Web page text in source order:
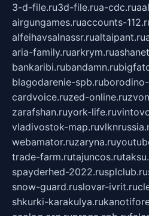
3-d-file.ru3d-file.rua-cdc.ru
airgungames.ruaccounts-
alfeihavsalnassr.rualtaipant.ru
aria-family.ruarkrym.ru
bankaribi.rubandamn.ru
blagodarenie-spb.ru
cardvoice.ruzed-online.ru
zarafshan.ruyork-life.ru
vladivostok-map.ru
webamator.ruzaryna.ru
trade-farm.rutajuncos.ru
spayderhed-2022.rusplclub.ru
snow-guard.ruslovar-ivrit.ru
shkurki-karakulya.ru